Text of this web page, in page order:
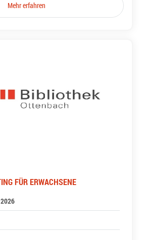
Mehr erfahren
FÜR ERWACHSENE